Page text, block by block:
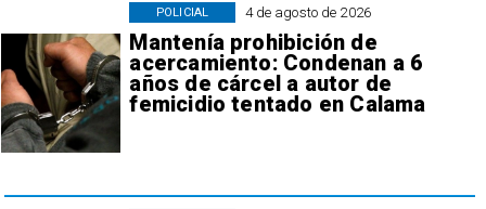
4 de agosto de 2026
Mantenía prohibición de
acercamiento: Condenan a 6
años de cárcel a autor de
femicidio tentado en Calama
POLICIAL